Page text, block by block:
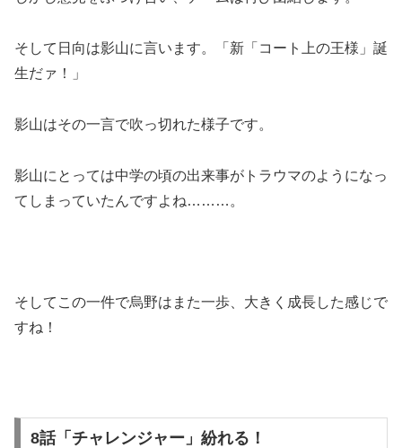
そして日向は影山に言います。「新「コート上の王様」誕
生だァ！」
影山はその一言で吹っ切れた様子です。
影山にとっては中学の頃の出来事がトラウマのようになっ
てしまっていたんですよね………。
そしてこの一件で烏野はまた一歩、大きく成長した感じで
すね！
8話「チャレンジャー」紛れる！